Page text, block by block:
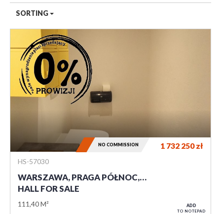
SORTING
HS-57030
WARSZAWA, PRAGA PÓŁNOC,…
HALL FOR SALE
111,40 M²
1 732 250zł
NO COMMISSION
ADD
TO NOTEPAD